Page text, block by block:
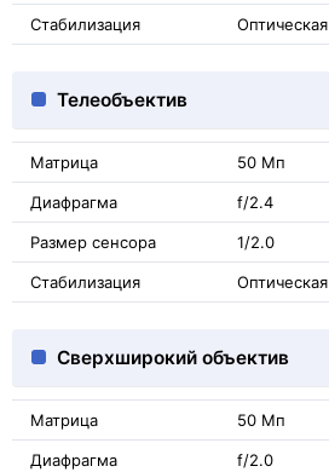
Стабилизация Оптическая
Телеобъектив
Матрица 50 Мп
Диафрагма f/2.4
Размер сенсора 1/2.0
Стабилизация Оптическая
Сверхширокий объектив
Матрица 50 Мп
Диафрагма f/2.0